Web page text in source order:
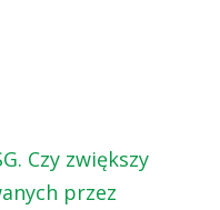
Czy zwiększy
przez